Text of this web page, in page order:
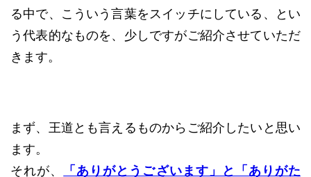
る中で、こういう言葉をスイッチにしている、とい
う代表的なものを、少しですがご紹介させていただ
きます。
まず、王道とも言えるものからご紹介したいと思い
ます。
それが、
「ありがとうございます」と「ありがた